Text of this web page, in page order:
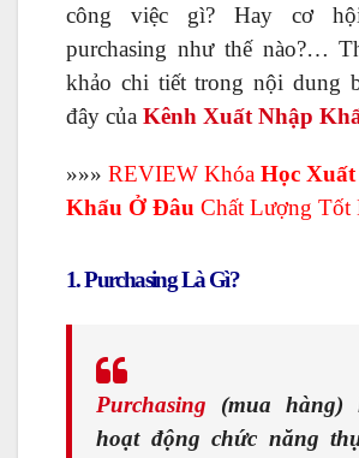
công việc gì? Hay cơ
purchasing như thế nào?…
khảo chi tiết trong nội dung
đây của Kênh Xuất Nhập
»»» REVIEW Khóa Học
Khẩu Ở Đâu Chất Lượng Tốt
1. Purchasing Là Gì?
Purchasing (mua hàng)
hoạt động chức năng